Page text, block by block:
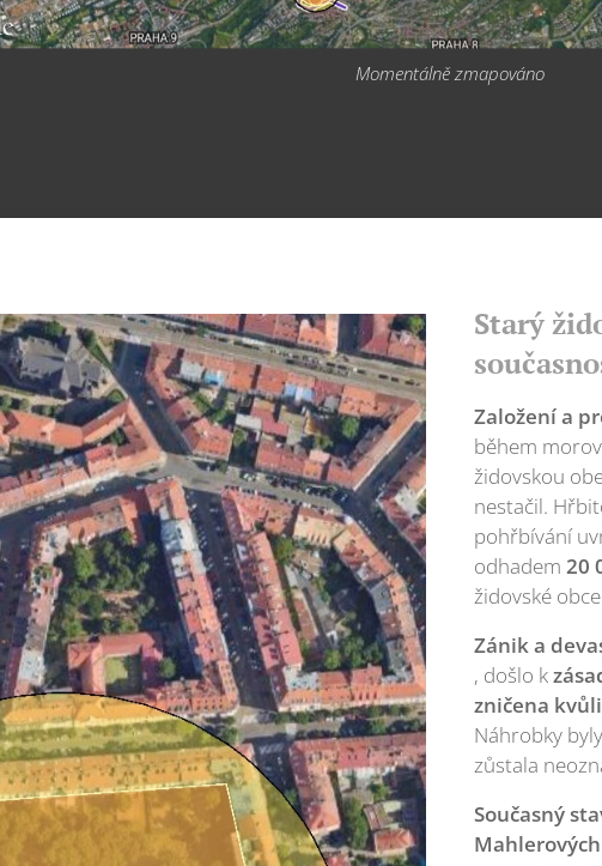
Momentálně zmapováno
Starý
Založení a
během
židovskou
nestačil.
pohřbívání
odhadem 20
židovské
Zánik a
, došlo k
zničena
Náhrobky
zůstala
Současný